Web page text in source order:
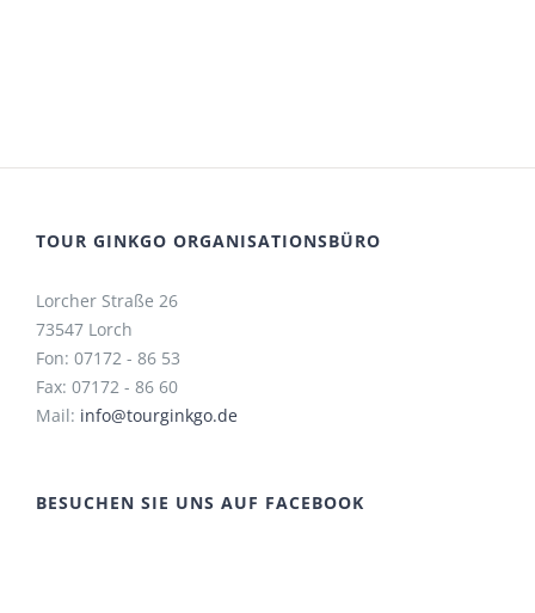
TOUR GINKGO ORGANISATIONSBÜRO
Lorcher Straße 26
73547 Lorch
Fon: 07172 - 86 53
Fax: 07172 - 86 60
Mail: info@tourginkgo.de
BESUCHEN SIE UNS AUF FACEBOOK